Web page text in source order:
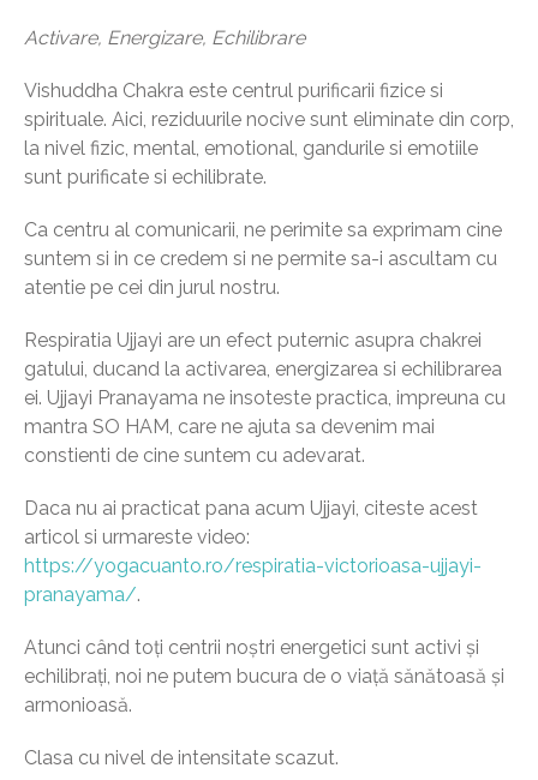
Activare, Energizare, Echilibrare
Vishuddha Chakra este centrul purificarii fizice si
spirituale. Aici, reziduurile nocive sunt eliminate din corp,
la nivel fizic, mental, emotional, gandurile si emotiile
sunt purificate si echilibrate.
Ca centru al comunicarii, ne perimite sa exprimam cine
suntem si in ce credem si ne permite sa-i ascultam cu
atentie pe cei din jurul nostru.
Respiratia Ujjayi are un efect puternic asupra chakrei
gatului, ducand la activarea, energizarea si echilibrarea
ei. Ujjayi Pranayama ne insoteste practica, impreuna cu
mantra SO HAM, care ne ajuta sa devenim mai
constienti de cine suntem cu adevarat.
Daca nu ai practicat pana acum Ujjayi, citeste acest
articol si urmareste video:
https://yogacuanto.ro/respiratia-victorioasa-ujjayi-
pranayama/.
Atunci când toți centrii noștri energetici sunt activi și
echilibrați, noi ne putem bucura de o viață sănătoasă și
armonioasă.
Clasa cu nivel de intensitate scazut.